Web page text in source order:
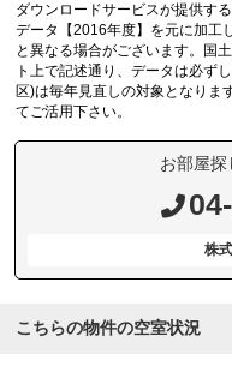
ダウンロードサービスが提供す
データ【2016年度】を元に加工
と異なる場合がございます。国
ト上で記述通り、データは必ず
区)は毎年見直しの対象となりま
てご活用下さい。
お部屋探
株
こちらの物件の空室状況